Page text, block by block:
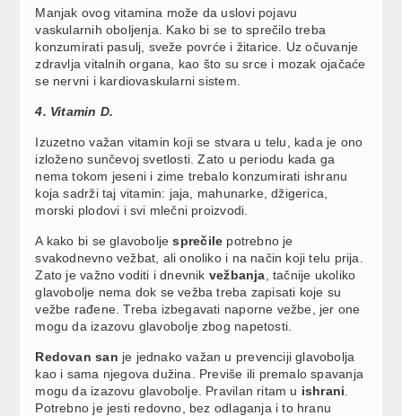
Manjak ovog vitamina može da uslovi pojavu
vaskularnih oboljenja. Kako bi se to sprečilo treba
konzumirati pasulj, sveže povrće i žitarice. Uz očuvanje
zdravlja vitalnih organa, kao što su srce i mozak ojačaće
se nervni i kardiovaskularni sistem.
4. Vitamin D.
Izuzetno važan vitamin koji se stvara u telu, kada je ono
izloženo sunčevoj svetlosti. Zato u periodu kada ga
nema tokom jeseni i zime trebalo konzumirati ishranu
koja sadrži taj vitamin: jaja, mahunarke, džigerica,
morski plodovi i svi mlečni proizvodi.
A kako bi se glavoboljesprečile potrebno je
svakodnevno vežbat, ali onoliko i na način koji telu prija.
Zato je važno voditi i dnevnik vežbanja , tačnije ukoliko
glavobolje nema dok se vežba treba zapisati koje su
vežbe rađene. Treba izbegavati naporne vežbe, jer one
mogu da izazovu glavobolje zbog napetosti.
Redovan san je jednako važan u prevenciji glavobolja
kao i sama njegova dužina. Previše ili premalo spavanja
mogu da izazovu glavobolje. Pravilan ritam u ishrani
Potrebno je jesti redovno, bez odlaganja i to hranu